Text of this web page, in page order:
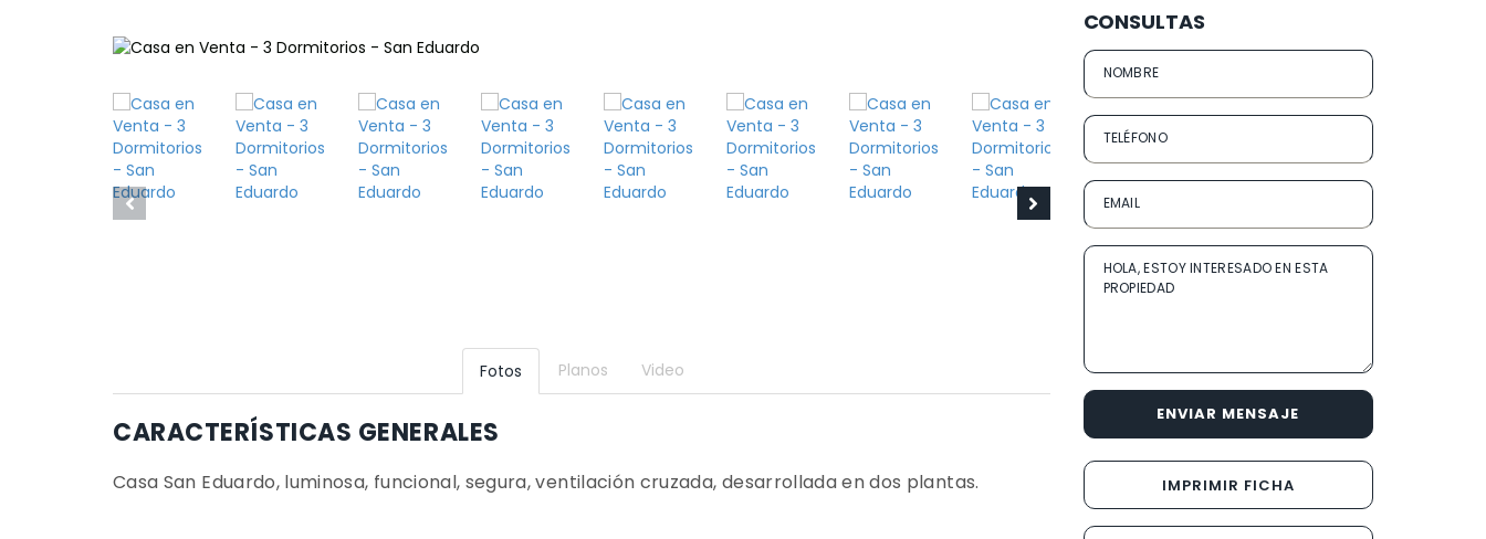
Fotos Planos Video
CARACTERÍSTICAS GENERALES
Casa San Eduardo, luminosa, funcional, segura, ventilación cruzada, desarrollada en dos plantas.
CONSULTAS
ENVIAR MENSAJE
IMPRIMIR FICHA